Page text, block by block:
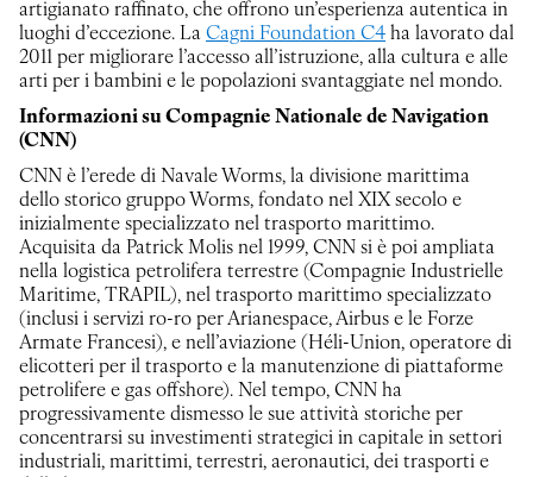
artigianato raffinato, che offrono un’esperienza autentica in
luoghi d’eccezione. La Cagni Foundation C4 ha lavorato dal
2011 per migliorare l’accesso all’istruzione, alla cultura e alle
arti per i bambini e le popolazioni svantaggiate nel mondo.
Informazioni su Compagnie Nationale de Navigation
(CNN)
CNN è l’erede di Navale Worms, la divisione marittima
dello storico gruppo Worms, fondato nel XIX secolo e
inizialmente specializzato nel trasporto marittimo.
Acquisita da Patrick Molis nel 1999, CNN si è poi ampliata
nella logistica petrolifera terrestre (Compagnie Industrielle
Maritime, TRAPIL), nel trasporto marittimo specializzato
(inclusi i servizi ro-ro per Arianespace, Airbus e le Forze
Armate Francesi), e nell’aviazione (Héli-Union, operatore di
elicotteri per il trasporto e la manutenzione di piattaforme
petrolifere e gas offshore). Nel tempo, CNN ha
progressivamente dismesso le sue attività storiche per
concentrarsi su investimenti strategici in capitale in settori
industriali, marittimi, terrestri, aeronautici, dei trasporti e